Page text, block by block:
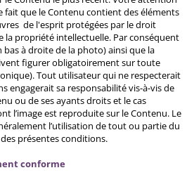
fait que le Contenu contient des éléments
de l'esprit protégées par le droit
la propriété intellectuelle. Par conséquent
à droite de la photo) ainsi que la
figurer obligatoirement sur toute
Tout utilisateur qui ne respecterait
engagerait sa responsabilité vis-à-vis de
ou de ses ayants droits et le cas
l’image est reproduite sur le Contenu. Le
l’utilisation de tout ou partie du
présentes conditions.
conforme